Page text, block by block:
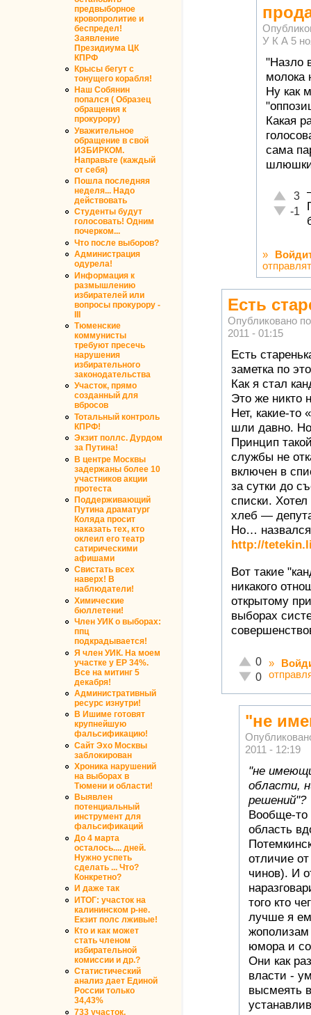
предвыборное
кровопролитие и
беспредел!
Заявление
Президиума ЦК
КПРФ
Крысы бегут с
тонущего корабля!
Наш Собянин
попался ( Образец
обращения к
прокурору)
Уважительное
обращение в свой
ИЗБИРКОМ.
Направьте (каждый
от себя)
Пошла последняя
неделя... Надо
действовать
Студенты будут
голосовать! Одним
почерком...
Что после выборов?
Администрация
одурела!
Информация к
размышлению
избирателей или
вопросы прокурору -
III
Тюменские
коммунисты
требуют пресечь
нарушения
избирательного
законодательства
Участок, прямо
созданный для
вбросов
Тотальный контроль
КПРФ!
Экзит поллс. Дурдом
за Путина!
В центре Москвы
задержаны более 10
участников акции
протеста
Поддерживающий
Путина драматург
Коляда просит
наказать тех, кто
оклеил его театр
сатирическими
афишами
Свистать всех
наверх! В
наблюдатели!
Химические
бюллетени!
Член УИК о выборах:
ппц
подкрадывается!
Я член УИК. На моем
участке у ЕР 34%.
Все на митинг 5
декабря!
Административный
ресурс изнутри!
В Ишиме готовят
крупнейшую
фальсификацию!
Сайт Эхо Москвы
заблокирован
Хроника нарушений
на выборах в
Тюмени и области!
Выявлен
потенциальный
инструмент для
фальсификаций
До 4 марта
осталось.... дней.
Нужно успеть
сделать ... Что?
Конкретно?
И даже так
ИТОГ: участок на
калининском р-не.
Екзит полс лживые!
Кто и как может
стать членом
избирательной
комиссии и др.?
Статистический
анализ дает Единой
России только
34,43%
733 участок,
У К А 5
"Назло
молока
Ну как
Какая
сама
3
-1
»
Есть
Опубликовано
2011 - 01:15
Есть
заметка по
Как я стал
Это же никто
Нет, какие-то
шли давно.
Принцип
службы не
включен в
за сутки до
списки.
хлеб —
Но…
http://
Вот такие
никакого
открытому
выборах
Отлично!
0
Неадекватно!
0
»
"не
2011 - 12:19
"не
области,
решений"?
Вообще-
область
отличие
чинов). И
того кто
лучше я
юмора и
Они как
власти -
высмеять